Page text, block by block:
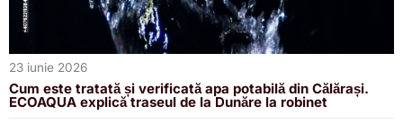
23 iunie 2026
Cum este tratată și verificată apa potabilă din Călărași.
ECOAQUA explică traseul de la Dunăre la robinet